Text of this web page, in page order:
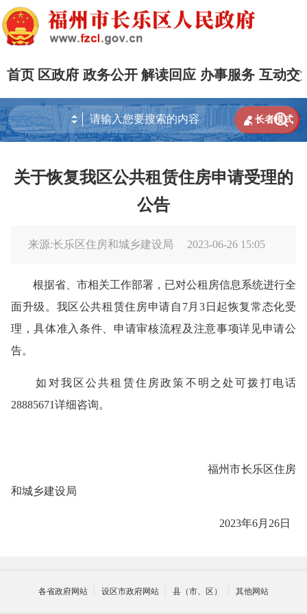
首页 区政府 政务公开 解读回应 办事服务 互动交

 长者模式
关于恢复我区公共租赁住房申请受理的
公告
来源:长乐区住房和城乡建设局 2023-06-26 15:05
根据省 市相关工作部署 ， 已对公租房信息系统进行全
面升级。 我区公共租赁住房申请自 7月3日 起恢复常态化受
理 ，具体准入条件、申请审核流程及注意事项详见申请公
告。
如对我区公共租赁住房政策不明之处可拨打电话
28885671详细咨询。
福州市长乐区住房
和城乡建设局
2023年6月26日
各省政府网站 设区市政府网站 县（市、区） 其他网站